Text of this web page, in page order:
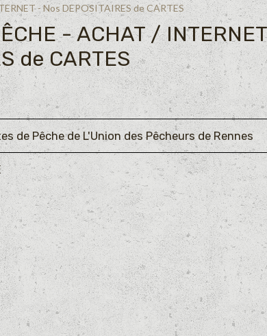
- Nos DEPOSITAIRES de CARTES
- ACHAT /
de CARTES
de Pêche de L'Union des Pêcheurs de Rennes